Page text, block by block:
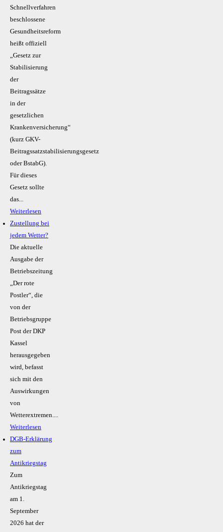
Schnellverfahren
beschlossene
Gesundheitsreform
heißt offiziell
„Gesetz zur
Stabilisierung
der
Beitragssätze
in der
gesetzlichen
Krankenversicherung“
(kurz GKV-
Beitragssatzstabilisierungsgesetz
oder BstabG).
Für dieses
Gesetz sollte
das...
Weiterlesen
Zustellung bei
jedem Wetter?
Die aktuelle
Ausgabe der
Betriebszeitung
„Der rote
Postler“, die
von der
Betriebsgruppe
Post der DKP
Kassel
herausgegeben
wird, befasst
sich mit den
Auswirkungen
von
Wetterextremen....
Weiterlesen
DGB-Erklärung
zum
Antikriegstag
Zum
Antikriegstag
am 1.
September
2026 hat der